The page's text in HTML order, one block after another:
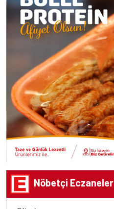
Nöbetçi Eczaneler